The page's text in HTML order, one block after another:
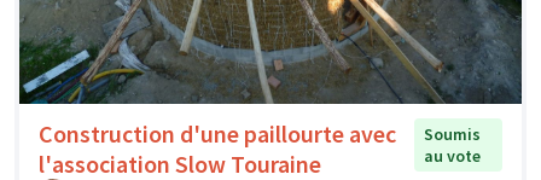
Construction d'une paillourte avec
l'association Slow Touraine
Soumis
au vote